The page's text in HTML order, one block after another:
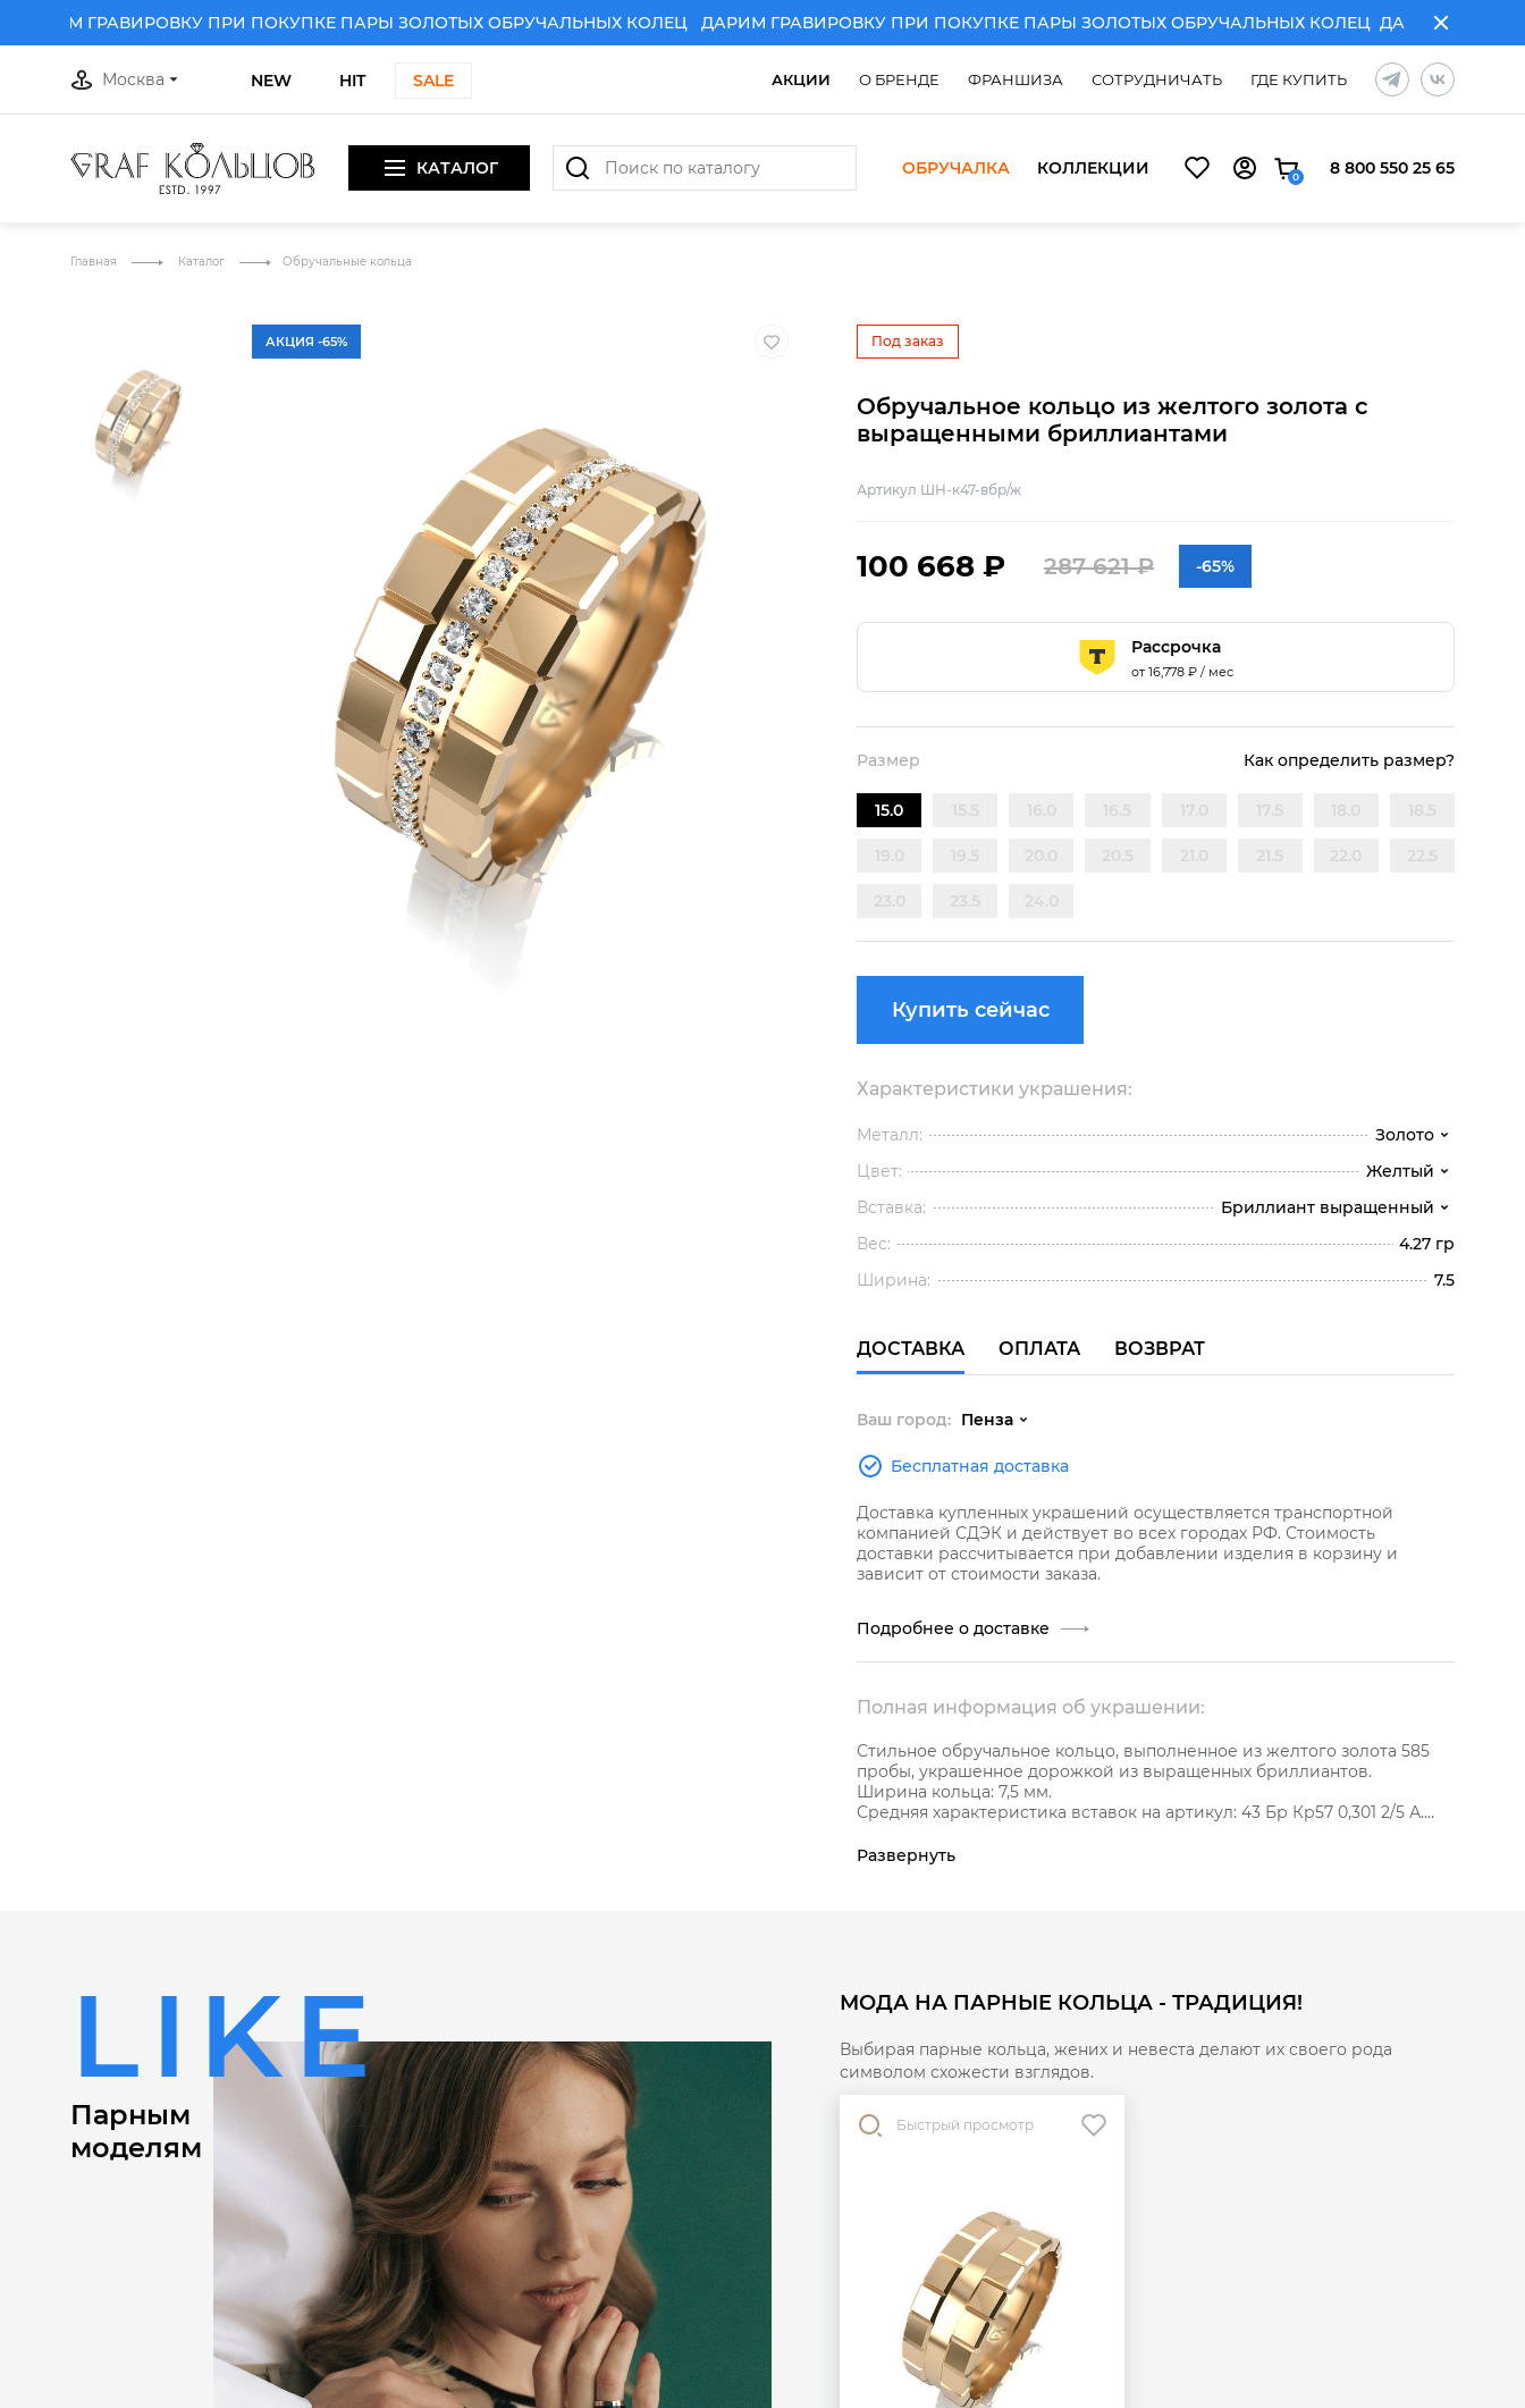
ГРАВИРОВКУ ПРИ ПОКУПКЕ ПАРЫ ЗОЛОТЫХ ОБРУЧАЛЬНЫХ КОЛЕЦ ДАРИМ ГРАВИРОВКУ ПРИ ПОКУПКЕ ПАРЫ ЗОЛОТЫХ ОБРУЧАЛЬНЫХ КОЛЕЦДАРИМ
Москва NEW HIT SALE АКЦИИ О БРЕНДЕ ФРАНШИЗА СОТРУДНИЧАТЬ ГДЕ КУПИТЬ
КАТАЛОГ ОБРУЧАЛКА КОЛЛЕКЦИИ 0 8 800 550 25 65
Главная Каталог Обручальные кольца
АКЦИЯ -65% Под заказ
Обручальное кольцо из желтого золота с
выращенными бриллиантами
Артикул ШН-к47-вбр/ж
100 668 ₽ 287 621 ₽ -65%
Рассрочка
от16,778₽ / мес
Размер Как определить размер?
15.0
Купить сейчас
Характеристики украшения:
Металл:
Золото
Цвет:
Желтый
Вставка:
Бриллиант выращенный
Вес:
4.27 гр
Ширина:
7.5
ДОСТАВКА ОПЛАТА ВОЗВРАТ
Ваш город: Пенза
Бесплатная доставка
Доставка купленных украшений осуществляется транспортной
компанией СДЭК и действует во всех городах РФ. Стоимость
доставки рассчитывается при добавлении изделия в корзину и
зависит от стоимости заказа.
Подробнее о доставке
Полная информация об украшении:
Стильное обручальное кольцо, выполненное из желтого золота 585
пробы, украшенное дорожкой из выращенных бриллиантов.
Ширина кольца: 7,5 мм.
Средняя характеристика вставок на артикул: 43 Бр Кр57 0,301 2/5 А.
КОЛЬЦОВ, который подтверждает подлинность украшения и его
Развернуть
LIKE
Парным
моделям
МОДА НА ПАРНЫЕ КОЛЬЦА - ТРАДИЦИЯ!
Выбирая парные кольца, жених и невеста делают их своего рода
символом схожести взглядов.
Быстрый просмотр